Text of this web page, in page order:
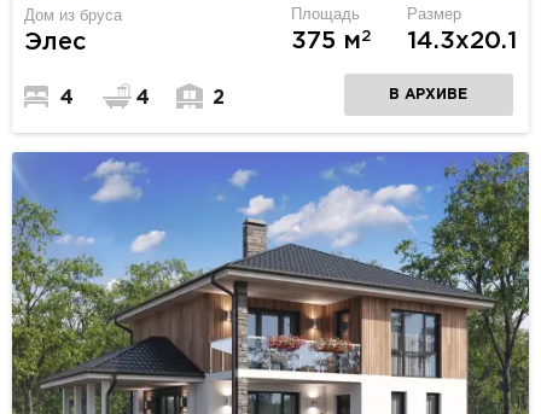
Дом из бруса
Элес
Площадь
375 м2
Размер
14.3х20.1
4 4 2 В АРХИВЕ